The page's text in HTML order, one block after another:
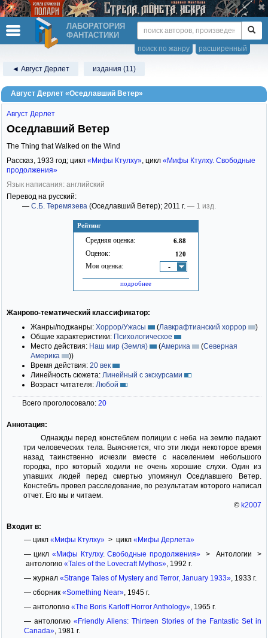
ЛАБОРАТОРИЯ
ФАНТАСТИКИ
расширенный
поиск по жанру
◄ Август Дерлет издания (11)
Август Дерлет «Оседлавший Ветер»
Рейтинг
Средняя оценка: 6.88
Оценок: 120
Моя оценка: -
подробнее
Август Дерлет
Оседлавший Ветер
The Thing that Walked on the Wind
Рассказ, 1933 год; цикл «Мифы Ктулху», цикл «Мифы Ктулху. Свободные
продолжения»
Язык написания: английский
Перевод на русский:
— С.Б. Теремязева (Оседлавший Ветер); 2011 г. — 1 изд.
Жанрово-тематический классификатор:
Жанры/поджанры: Хоррор/Ужасы (Лавкрафтианский хоррор
)
Общие характеристики: Психологическое
Место действия: Наш мир (Земля) (Америка (Северная
Америка
))
Время действия: 20 век
Линейность сюжета: Линейный с экскурсами
Возраст читателя: Любой
Всего проголосовало: 20
Аннотация:
Однажды перед констеблем полиции с неба на землю падают
три человеческих тела. Выясняется, что эти люди некоторое время
назад таинственно исчезли вместе с населением небольшого
городка, про который ходили не очень хорошие слухи. Один из
упавших людей перед смертью упомянул Оседлавшего Ветер.
Констебль провел расследование, по результатам которого написал
отчет. Его мы и читаем.
© k2007
Входит в:
— цикл «Мифы Ктулху»> цикл «Мифы Дерлета»
— цикл«Мифы Ктулху. Свободные продолжения» > Антологии >
антологию «Tales of the Lovecraft Mythos», 1992 г.
— журнал «Strange Tales of Mystery and Terror, January 1933», 1933 г.
— сборник «Something Near», 1945 г.
— антологию «The Boris Karloff Horror Anthology», 1965 г.
— антологию «Friendly Aliens: Thirteen Stories of the Fantastic Set in
Canada», 1981 г.